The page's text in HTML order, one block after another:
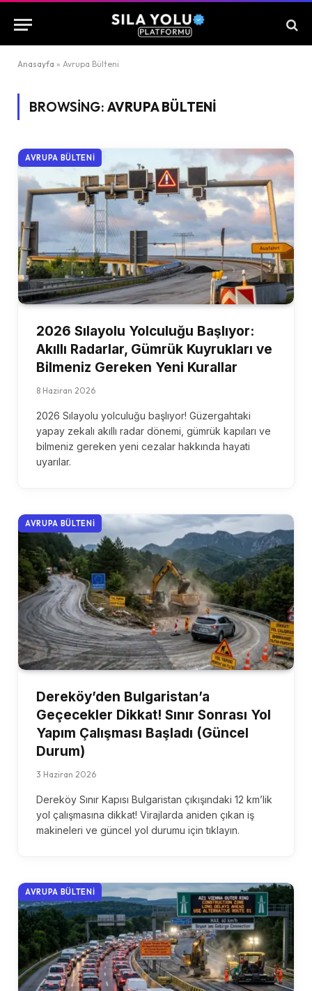
Anasayfa » Avrupa Bülteni
BROWSING: AVRUPA BÜLTENI
AVRUPA BÜLTENI
2026 Sılayolu Yolculuğu Başlıyor:
Akıllı Radarlar, Gümrük Kuyrukları ve
Bilmeniz Gereken Yeni Kurallar
8 Haziran 2026
2026 Sılayolu yolculuğu başlıyor! Güzergahtaki
yapay zekalı akıllı radar dönemi, gümrük kapıları ve
bilmeniz gereken yeni cezalar hakkında hayati
uyarılar.
AVRUPA BÜLTENI
Dereköy’den Bulgaristan’a
Geçecekler Dikkat! Sınır Sonrası Yol
Yapım Çalışması Başladı (Güncel
Durum)
3 Haziran 2026
Dereköy Sınır Kapısı Bulgaristan çıkışındaki 12 km’lik
yol çalışmasına dikkat! Virajlarda aniden çıkan iş
makineleri ve güncel yol durumu için tıklayın.
AVRUPA BÜLTENI